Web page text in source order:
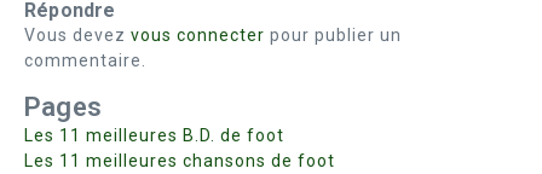
Répondre
Vous devez vous connecter pour publier un
commentaire.
Pages
Les 11 meilleures B.D. de foot
Les 11 meilleures chansons de foot